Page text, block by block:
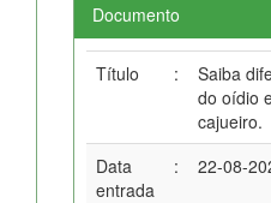
Documento
Título :
Saiba
do oídio
cajueiro.
Data
entrada
: 22-08-